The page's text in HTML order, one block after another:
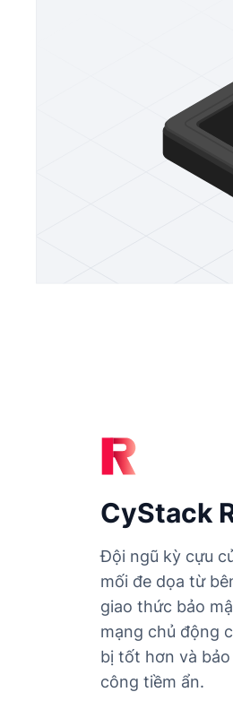
CyStack
Đội ngũ kỳ cựu
mối đe dọa từ
giao thức bảo
mạng chủ động
bị tốt hơn và
công tiềm ẩn.